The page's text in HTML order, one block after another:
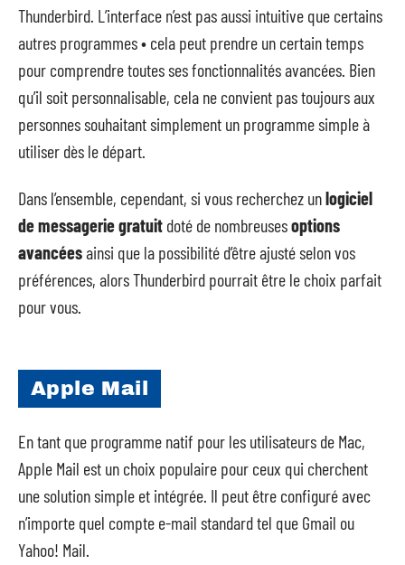
Thunderbird. L’interface n’est pas aussi intuitive que certains
autres programmes • cela peut prendre un certain temps
pour comprendre toutes ses fonctionnalités avancées. Bien
qu’il soit personnalisable, cela ne convient pas toujours aux
personnes souhaitant simplement un programme simple à
utiliser dès le départ.
Dans l’ensemble, cependant, si vous recherchez unlogiciel
de messagerie gratuit doté de nombreusesoptions
avancéesainsi que la possibilité d’être ajusté selon vos
préférences, alors Thunderbird pourrait être le choix parfait
pour vous.
Apple Mail
En tant que programme natif pour les utilisateurs de Mac,
Apple Mail est un choix populaire pour ceux qui cherchent
une solution simple et intégrée. Il peut être configuré avec
n’importe quel compte e-mail standard tel que Gmail ou
Yahoo! Mail.